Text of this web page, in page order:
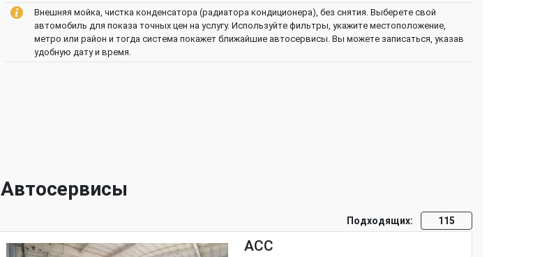
Внешняя мойка, чистка конденсатора (радиатора кондиционера), без снятия. Выберете свой
автомобиль для показа точных цен на услугу. Используйте фильтры, укажите местоположение,
метро или район и тогда система покажет ближайшие автосервисы. Вы можете записаться, указав
удобную дату и время.
Автосервисы
Подходящих: 115
ACC